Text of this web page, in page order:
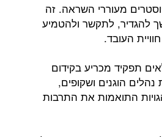
מעוררי השראה. זה
להגדיר, לתקשר ולהטמיע
העובד.
תפקיד מכריע בקידום
נהלים הוגנים ושקופים,
התואמות את התרבות